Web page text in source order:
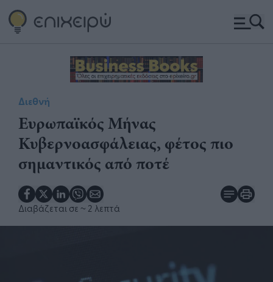
Διεθνή
Ευρωπαϊκός Μήνας
Κυβερνοασφάλειας, φέτος πιο
σημαντικός από ποτέ
Διαβάζεται σε ~ 2 λεπτά